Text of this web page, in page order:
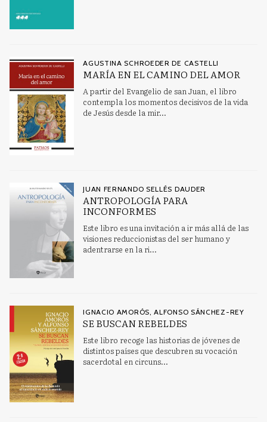
AGUSTINA SCHROEDER DE CASTELLI
MARÍA EN EL CAMINO DEL AMOR
A partir del Evangelio de san Juan, el libro
contempla los momentos decisivos de la vida
de Jesús desde la mir...
JUAN FERNANDO SELLÉS DAUDER
ANTROPOLOGÍA PARA
INCONFORMES
Este libro es una invitación a ir más allá de las
visiones reduccionistas del ser humano y
adentrarse en la ri...
IGNACIO AMORÓS, ALFONSO SÁNCHEZ-REY
SE BUSCAN REBELDES
Este libro recoge las historias de jóvenes de
distintos países que descubren su vocación
sacerdotal en circuns...